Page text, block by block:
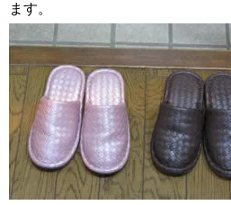
親御様から始める婚活
ウィッシュブログ
ます。